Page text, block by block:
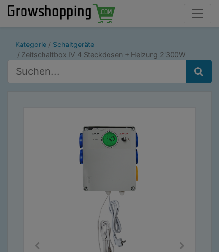
Kategorie
Schaltgeräte
Zeitschaltbox IV 4 Steckdosen + Heizung 2'300W